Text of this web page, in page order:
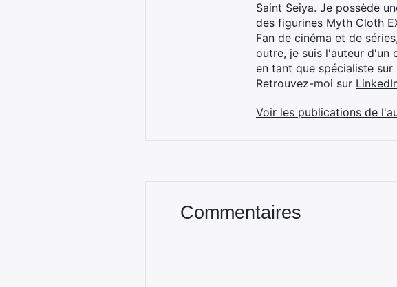
Saint Seiya. Je possède
des figurines Myth Cloth
Fan de cinéma et de
outre, je suis l'auteur d'un
en tant que spécialiste sur
Retrouvez-moi sur
Voir les publications de
Commentaires